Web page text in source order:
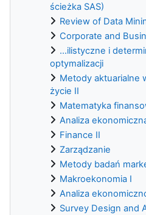
ścieżka SAS)
Review of Data
Corporate and
...ilistyczne i
optymalizacji
Metody aktuarialne
życie II
Matematyka
Analiza
Finance II
Zarządzanie
Metody badań
Makroekonomia I
Analiza
Survey Design and